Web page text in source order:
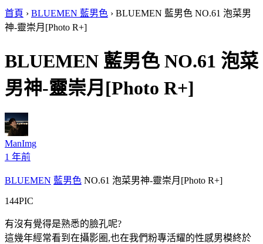
首頁 › BLUEMEN 藍男色 › BLUEMEN 藍男色 NO.61 泡菜男
神-靈崇月[Photo R+]
BLUEMEN 藍男色 NO.61 泡菜
男神-靈崇月[Photo R+]
ManImg
1 年前
BLUEMEN 藍男色 NO.61 泡菜男神-靈崇月[Photo R+]
144PIC
有沒有覺得是熟悉的臉孔呢?
這幾年經常看到在攝影圈,也在我們粉專活耀的性感男模終於